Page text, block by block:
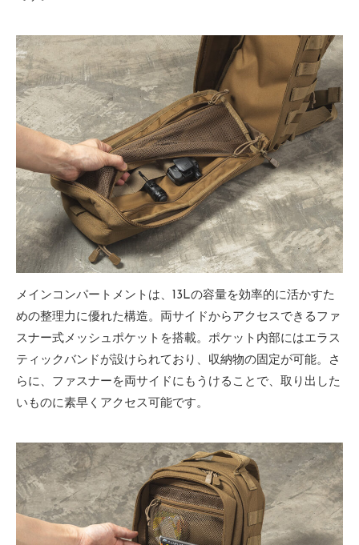
メインコンパートメントは、13Lの容量を効率的に活かすた
めの整理力に優れた構造。両サイドからアクセスできるファ
スナー式メッシュポケットを搭載。ポケット内部にはエラス
ティックバンドが設けられており、収納物の固定が可能。さ
らに、ファスナーを両サイドにもうけることで、取り出した
いものに素早くアクセス可能です。